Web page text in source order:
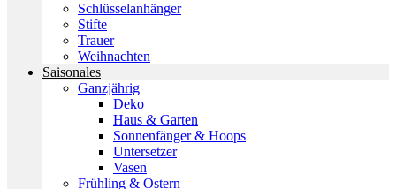
Schlüsselanhänger
Stifte
Trauer
Weihnachten
Saisonales
Ganzjährig
Deko
Haus & Garten
Sonnenfänger & Hoops
Untersetzer
Vasen
Frühling & Ostern